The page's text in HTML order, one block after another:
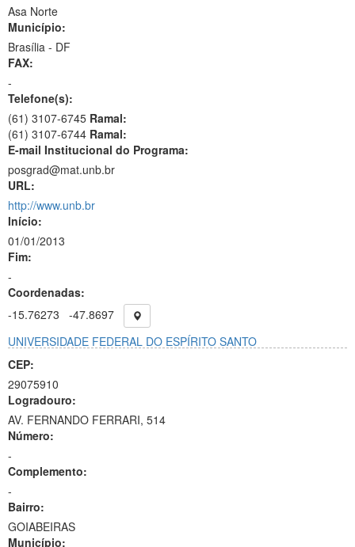
Asa Norte
Município:
Brasília - DF
FAX:
-
Telefone(s):
(61) 3107-6745 Ramal:
(61) 3107-6744 Ramal:
E-mail Institucional do Programa:
posgrad@mat.unb.br
URL:
http://www.unb.br
Início:
01/01/2013
Fim:
-
Coordenadas:
-15.76273
-47.8697
UNIVERSIDADE FEDERAL DO ESPÍRITO SANTO
CEP:
29075910
Logradouro:
AV. FERNANDO FERRARI, 514
Número:
-
Complemento:
-
Bairro:
GOIABEIRAS
Município: